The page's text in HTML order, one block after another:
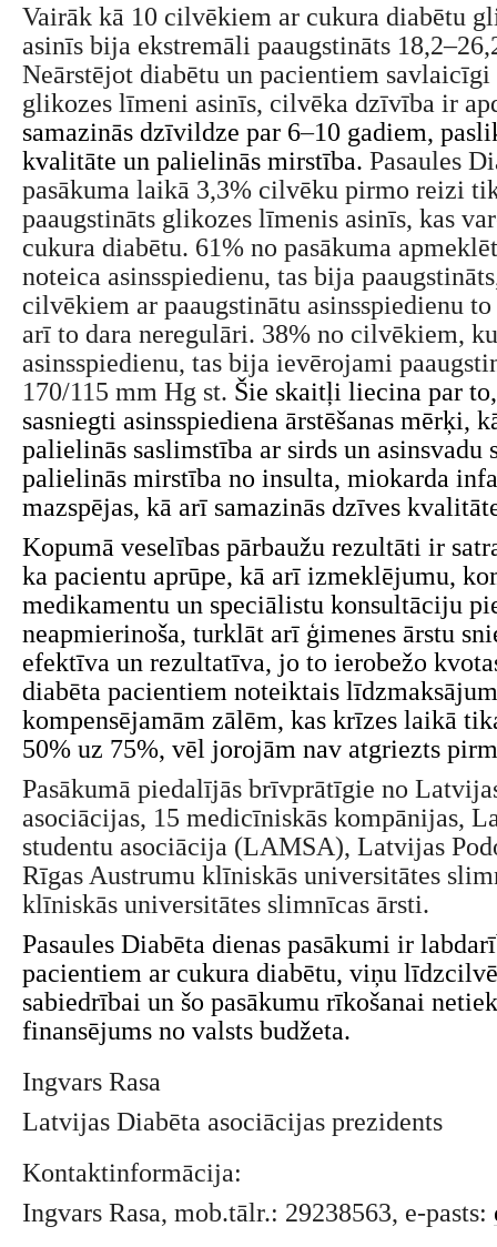
Vairāk kā 10 cilvēkiem ar cukura diabētu
asinīs bija ekstremāli paaugstināts
Neārstējot diabētu un pacientiem
glikozes līmeni asinīs, cilvēka dzīvība ir
samazinās dzīvildze par 6–10 gadiem,
kvalitāte un palielinās mirstība. Pasaules
pasākuma laikā 3,3% cilvēku pirmo reizi
paaugstināts glikozes līmenis asinīs, kas
cukura diabētu. 61% no pasākuma
noteica asinsspiedienu, tas bija
cilvēkiem ar paaugstinātu asinsspiedienu
arī to dara neregulāri. 38% no cilvēkiem,
asinsspiedienu, tas bija ievērojami
170/115 mm Hg st. Šie skaitļi liecina par
sasniegti asinsspiediena ārstēšanas mērķi,
palielinās saslimstība ar sirds un asinsvadu
palielinās mirstība no insulta, miokarda
mazspējas, kā arī samazinās dzīves
Kopumā veselības pārbaužu rezultāti ir
ka pacientu aprūpe, kā arī izmeklējumu,
medikamentu un speciālistu konsultāciju
neapmierinoša, turklāt arī ģimenes ārstu
efektīva un rezultatīva, jo to ierobežo
diabēta pacientiem noteiktais
kompensējamām zālēm, kas krīzes laikā
50% uz 75%, vēl jorojām nav atgriezts
Pasākumā piedalījās brīvprātīgie no
asociācijas, 15 medicīniskās kompānijas,
studentu asociācija (LAMSA), Latvijas
Rīgas Austrumu klīniskās universitātes
klīniskās universitātes slimnīcas ārsti.
Pasaules Diabēta dienas pasākumi ir
pacientiem ar cukura diabētu, viņu
sabiedrībai un šo pasākumu rīkošanai
finansējums no valsts budžeta.
Ingvars Rasa
Latvijas Diabēta asociācijas prezidents
Kontaktinformācija:
Ingvars Rasa, mob.tālr.: 29238563, e-pasts: